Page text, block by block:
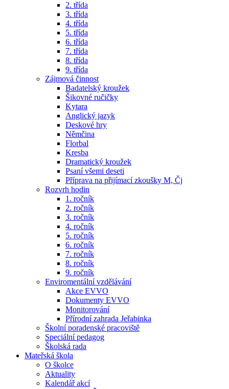
2. třída
3. třída
4. třída
5. třída
6. třída
7. třída
8. třída
9. třída
Zájmová činnost
Badatelský kroužek
Šikovné ručičky
Kytara
Anglický jazyk
Deskové hry
Němčina
Florbal
Kresba
Dramatický kroužek
Psaní všemi deseti
Příprava na přijímací zkoušky M, Čj
Rozvrh hodin
1. ročník
2. ročník
3. ročník
4. ročník
5. ročník
6. ročník
7. ročník
8. ročník
9. ročník
Enviromentální vzdělávání
Akce EVVO
Dokumenty EVVO
Monitorování
Přírodní zahrada Jeřabinka
Školní poradenské pracoviště
Speciální pedagog
Školská rada
Mateřská škola
O školce
Aktuality
Kalendář akcí